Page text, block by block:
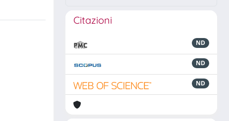
Citazioni
ND
ND
ND